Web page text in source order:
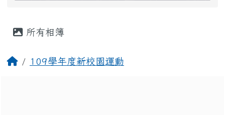
所有相簿
回首頁109學年度新校園運動